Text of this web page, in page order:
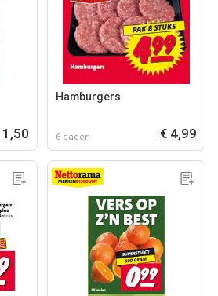
1,50
Hamburgers
6 dagen € 4,99